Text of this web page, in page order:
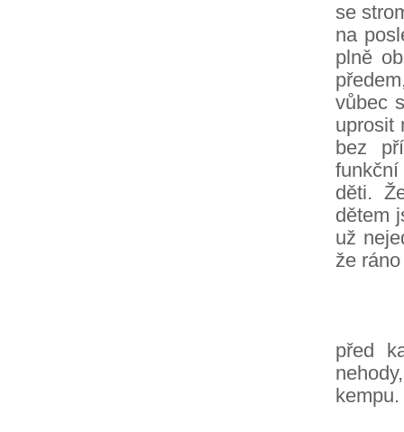
se
na
plně
vůbec
uprosit
bez
děti.
dětem
už
že
před
kempu.